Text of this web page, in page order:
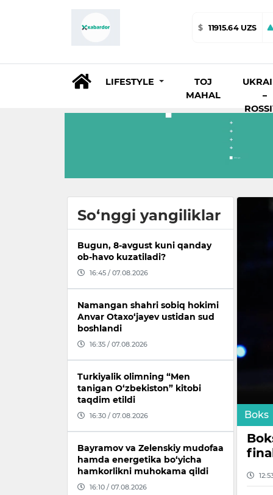
$ 11915.64 UZS
LIFESTYLE
TOJ
MAHAL
–
So‘nggi yangiliklar
Bugun, 8-avgust kuni qanday
ob-havo kuzatiladi?
16:45 / 07.08.2026
Namangan shahri sobiq hokimi
Anvar Otaxo‘jayev ustidan sud
boshlandi
16:35 / 07.08.2026
Turkiyalik olimning “Men
tanigan O‘zbekiston” kitobi
taqdim etildi
16:30 / 07.08.2026
Bayramov va Zelenskiy mudofaa
hamda energetika bo‘yicha
hamkorlikni muhokama qildi
16:10 / 07.08.2026
Boks